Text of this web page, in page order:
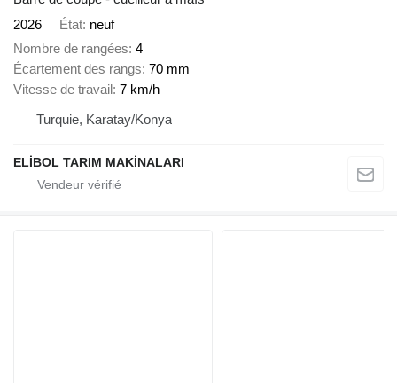
2026
État neuf
Nombre de rangées 4
Écartement des rangs 70 mm
Vitesse de travail 7 km/h
Turquie, Karatay/Konya
ELİBOL TARIM MAKİNALARI